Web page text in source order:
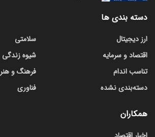
دسته بندی ها
ارز دیجیتال
اقتصاد و سرمایه
تناسب اندام
دسته‌بندی نشده
سلامتی
شیوه زندگی
فرهنگ و هنر
فناوری
همکاران